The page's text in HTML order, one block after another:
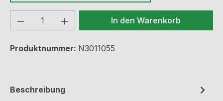
Produkt Anzahl: Gib denIn den Warenkorb
Produktnummer: N3011055
Beschreibung